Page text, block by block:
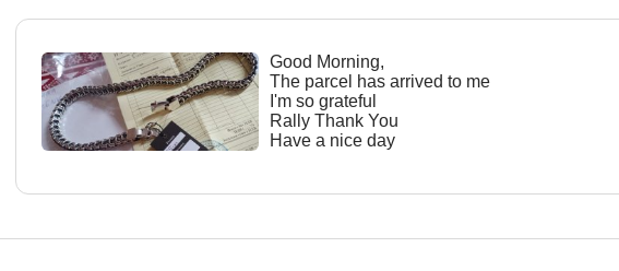
Good Morning,
The parcel has arrived to me
I'm so grateful
Rally Thank You
Have a nice day